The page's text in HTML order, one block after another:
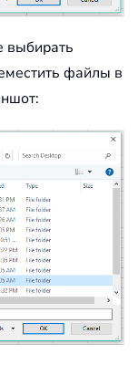
выбирать
файлы в